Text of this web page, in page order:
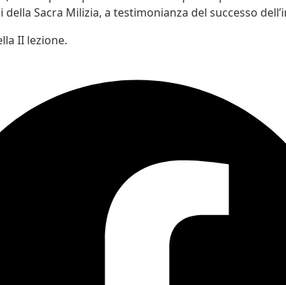
della Sacra Milizia, a testimonianza del successo